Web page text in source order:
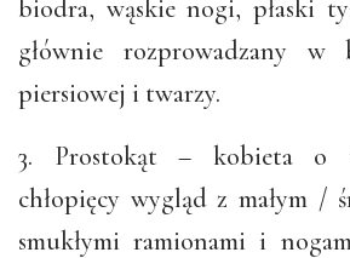
biodra, wąskie nogi, płaski
głównie rozprowadzany w
piersiowej i twarzy.
3. Prostokąt – kobieta o
chłopięcy wygląd z małym /
smukłymi ramionami i